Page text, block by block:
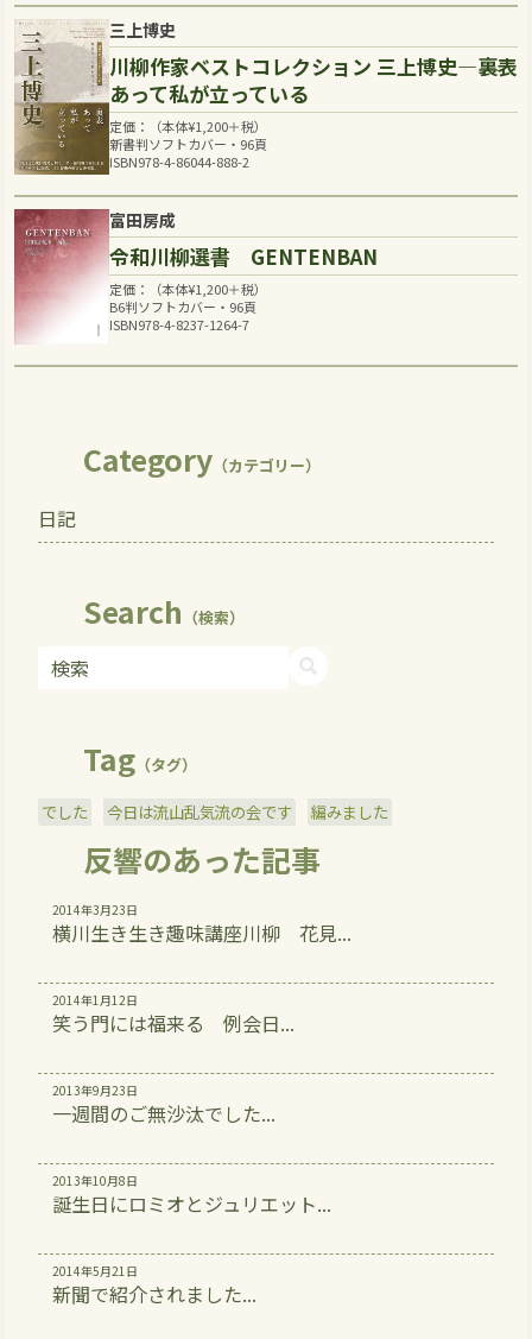
三上博史
川柳作家ベストコレクション 三上博史―裏表
あって私が立っている
定価：（本体¥1,200＋税）
新書判ソフトカバー・96頁
ISBN978-4-86044-888-2
富田房成
令和川柳選書 GENTENBAN
定価：（本体¥1,200＋税）
B6判ソフトカバー・96頁
ISBN978-4-8237-1264-7
Category（カテゴリー）
日記
Search （検索）
Tag（タグ）
でした 今日は流山乱気流の会です 編みました
反響のあった記事
2014年3月23日
横川生き生き趣味講座川柳 花見...
2014年1月12日
笑う門には福来る 例会日...
2013年9月23日
一週間のご無沙汰でした...
2013年10月8日
誕生日にロミオとジュリエット...
2014年5月21日
新聞で紹介されました...